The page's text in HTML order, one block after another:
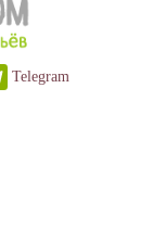
Telegram